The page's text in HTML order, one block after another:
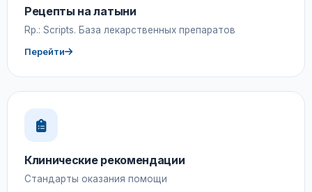
Рецепты на латыни
Rp.: Scripts. База лекарственных препаратов
Перейти
Клинические рекомендации
Стандарты оказания помощи